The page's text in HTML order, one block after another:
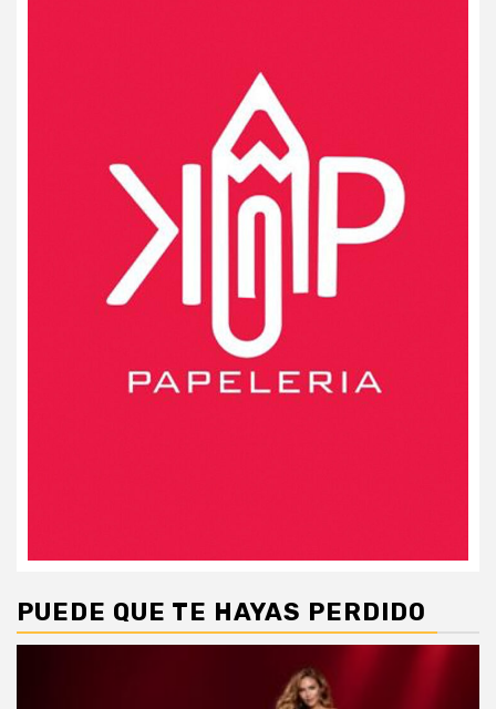
PUEDE QUE TE HAYAS PERDIDO